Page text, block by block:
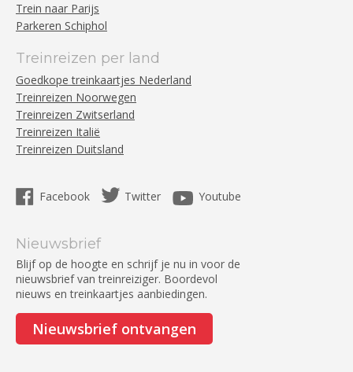
Trein naar Parijs
Parkeren Schiphol
Treinreizen per land
Goedkope treinkaartjes Nederland
Treinreizen Noorwegen
Treinreizen Zwitserland
Treinreizen Italië
Treinreizen Duitsland
Facebook Twitter Youtube
Nieuwsbrief
Blijf op de hoogte en schrijf je nu in voor de
nieuwsbrief van treinreiziger. Boordevol
nieuws en treinkaartjes aanbiedingen.
Nieuwsbrief ontvangen